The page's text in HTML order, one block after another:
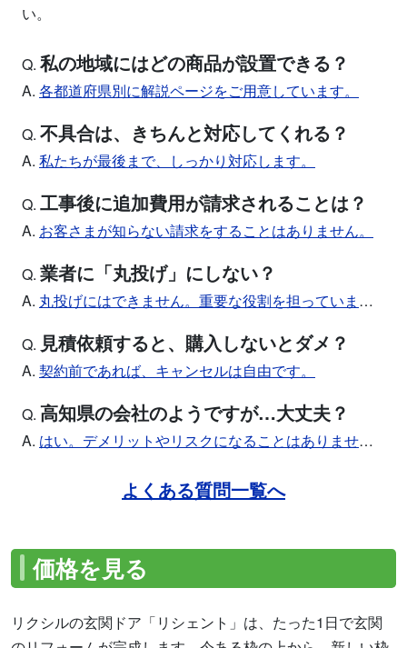
い。
Q. 私の地域にはどの商品が設置できる？
A. 各都道府県別に解説ページをご用意しています。
Q. 不具合は、きちんと対応してくれる？
A. 私たちが最後まで、しっかり対応します。
Q. 工事後に追加費用が請求されることは？
A. お客さまが知らない請求をすることはありません。
Q. 業者に「丸投げ」にしない？
A. 丸投げにはできません。重要な役割を担っています。
Q. 見積依頼すると、購入しないとダメ？
A. 契約前であれば、キャンセルは自由です。
Q. 高知県の会社のようですが…大丈夫？
A. はい。デメリットやリスクになることはありません。
よくある質問一覧へ
価格を見る
リクシルの玄関ドア「リシェント」は、たった1日で玄関